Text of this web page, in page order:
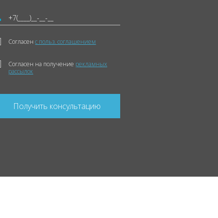
Согласенс польз. соглашением
Согласен на получение рекламных
рассылок
Получить консультацию